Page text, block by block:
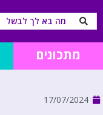
מתכונים
17/07/2024